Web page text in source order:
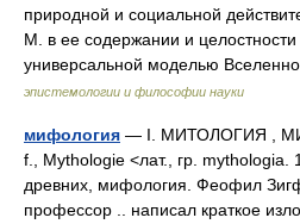
природной и социальной
М. в ее содержании и целостности
универсальной моделью
эпистемологии и философии науки
мифология — I. МИТОЛОГИЯ ,
f., Mythologie <лат., гр.
древних, мифология. Феофил
профессор .. написал краткое